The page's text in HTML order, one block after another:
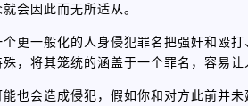
会因此而无所适从。
更一般化的人身侵犯罪名把强奸和殴
，将其笼统的涵盖于一个罪名，容易让
也会造成侵犯，假如你和对方此前并